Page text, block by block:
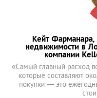
Кейт Фарманара,
недвижимости в
компании
«Самый главный расход
которые составляют
покупки — это